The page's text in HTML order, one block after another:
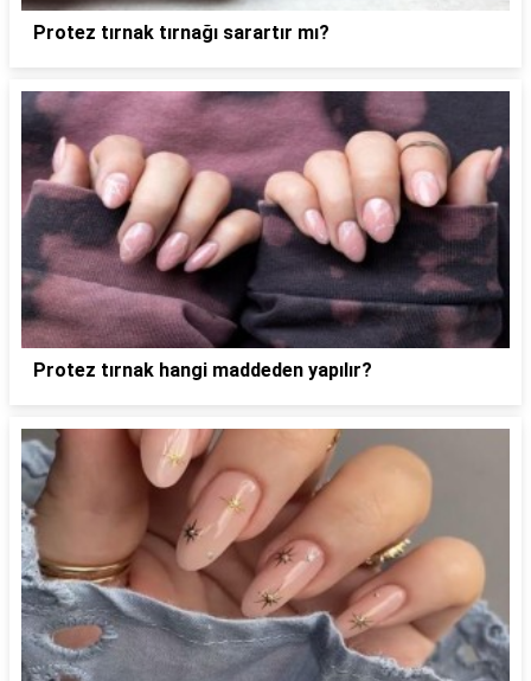
Protez tırnak tırnağı sarartır mı?
Protez tırnak hangi maddeden yapılır?